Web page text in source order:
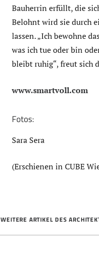
Bauherrin erfüllt, die
Belohnt wird sie durch
lassen. „Ich bewohne
was ich tue oder bin
bleibt ruhig“, freut sich
www.smartvoll.com
Fotos:
Sara Sera
(Erschienen in CUBE
WEITERE ARTIKEL DES